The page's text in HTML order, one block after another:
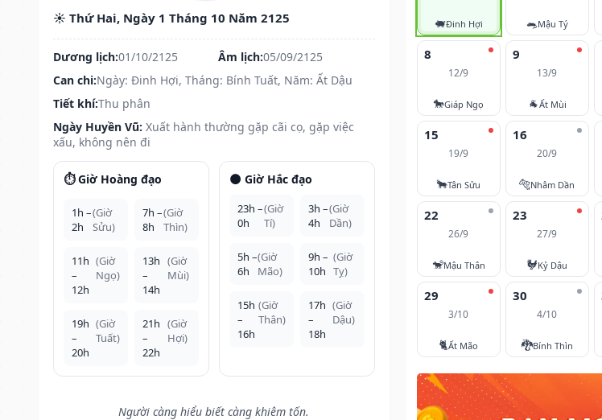
☀️ Thứ Hai, Ngày 1 Tháng 10 Năm 2125
Dương lịch:01/10/2125 Âm lịch:05/09/2125
Can chi:Ngày: Đinh Hợi, Tháng: Bính Tuất, Năm: Ất Dậu
Tiết khí:Thu phân
Ngày Huyền Vũ: Xuất hành thường gặp cãi cọ, gặp việc
xấu, không nên đi
⏱️ Giờ Hoàng đạo
1h –
2h
(Giờ
Sửu)
7h –
8h
(Giờ
Thìn)
11h
–
12h
(Giờ
Ngọ)
13h
–
14h
(Giờ
Mùi)
19h
–
20h
(Giờ
Tuất)
21h
–
22h
(Giờ
Hợi)
🌑 Giờ Hắc đạo
23h –
0h
(Giờ
Tí)
3h –
4h
(Giờ
Dần)
5h –
6h
(Giờ
Mão)
9h –
10h
(Giờ
Tỵ)
15h
–
16h
(Giờ
Thân)
17h
–
18h
(Giờ
Dậu)
Người càng hiểu biết càng khiêm tốn.
🐖Đinh Hợi 🐀Mậu Tý
8
12/9
🐎Giáp Ngọ
9
13/9
🐐Ất Mùi
15
19/9
🐂Tân Sửu
16
20/9
🐅Nhâm Dần
22
26/9
🐒Mậu Thân
23
27/9
🐓Kỷ Dậu
29
3/10
🐈Ất Mão
30
4/10
🐉Bính Thìn